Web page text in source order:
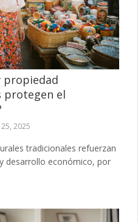
propiedad
protegen el
2025
tradicionales refuerzan
desarrollo económico, por